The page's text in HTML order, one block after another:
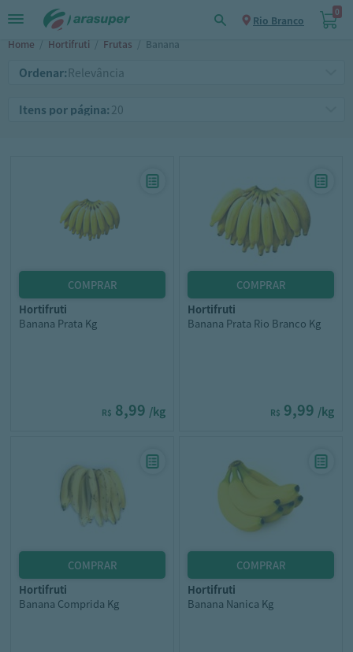
Rio Branco
0
Home / Hortifruti / Frutas / Banana
Ordenar:
Itens por página:
hortifruti
Banana Prata Kg
R$ 8,99 /kg
hortifruti
Banana Prata Rio Branco Kg
R$ 9,99 /kg
hortifruti
Banana Comprida Kg
hortifruti
Banana Nanica Kg